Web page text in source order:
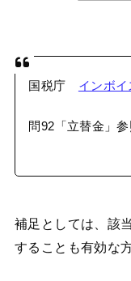
国税庁 インボ
問92「立替金」参
補足としては、該
することも有効な